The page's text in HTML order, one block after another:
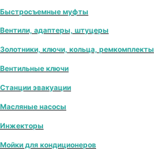
Быстросъемные муфты
Вентили, адаптеры, штуцеры
Золотники, ключи, кольца, ремкомплекты
Вентильные ключи
Станции эвакуации
Масляные насосы
Инжекторы
Мойки для кондиционеров